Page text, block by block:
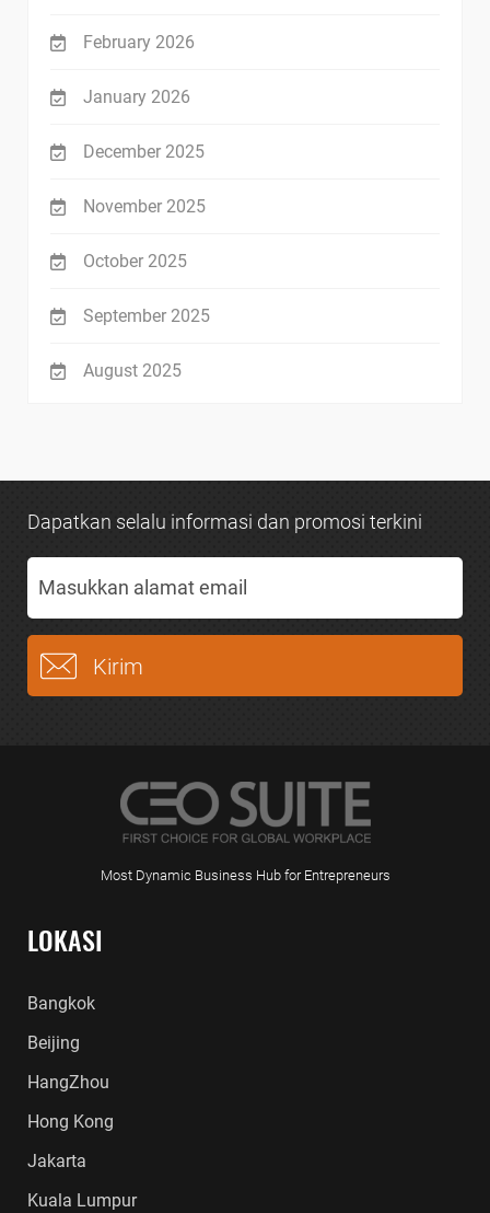
February 2026
January 2026
December 2025
November 2025
October 2025
September 2025
August 2025
Dapatkan selalu informasi dan promosi terkini
Most Dynamic Business Hub for Entrepreneurs
LOKASI
Bangkok
Beijing
HangZhou
Hong Kong
Jakarta
Kuala Lumpur